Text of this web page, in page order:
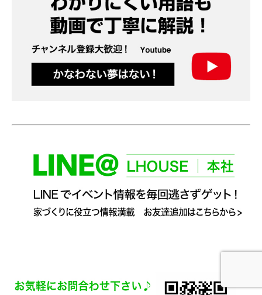
イベント情報 ニュースレター 資料請求 お電話